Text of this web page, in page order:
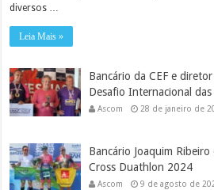
diversos …
Leia Mais »
Bancário da CEF e
Desafio Internacional
Ascom 28 de janeiro de
Bancário Joaquim
Cross Duathlon 2024
Ascom 9 de agosto de